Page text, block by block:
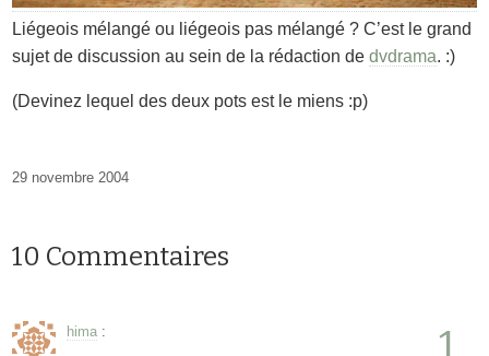
Liégeois mélangé ou liégeois pas mélangé ? C’est le grand
sujet de discussion au sein de la rédaction dedvdrama. :)
(Devinez lequel des deux pots est le miens :p)
29 novembre 2004
10 Commentaires
hima :